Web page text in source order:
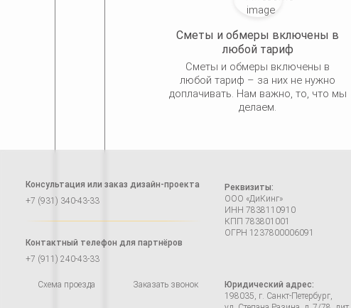
Сметы и обмеры включены в
любой тариф
Сметы и обмеры включены в
любой тариф – за них не нужно
доплачивать. Нам важно, то, что мы
делаем.
Консультация или заказ дизайн-проекта
+7 (931) 340-43-33
Контактный телефон для партнёров
+7 (911) 240-43-33
Схема проезда Заказать звонок
Реквизиты:
ООО «ДиКинг»
ИНН 7838110910
КПП 783801001
ОГРН 1237800006091
Юридический адрес:
198035, г. Санкт-Петербург,